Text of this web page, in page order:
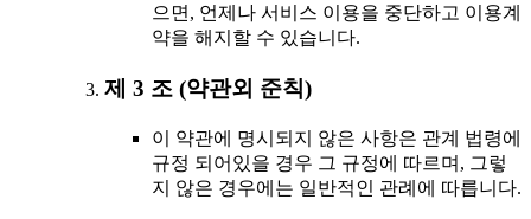
으면, 언제나 서비스 이용을 중단하고 이용계
약을 해지할 수 있습니다.
제 3 조 (약관외 준칙)
이 약관에 명시되지 않은 사항은 관계 법령에
규정 되어있을 경우 그 규정에 따르며, 그렇
지 않은 경우에는 일반적인 관례에 따릅니다.